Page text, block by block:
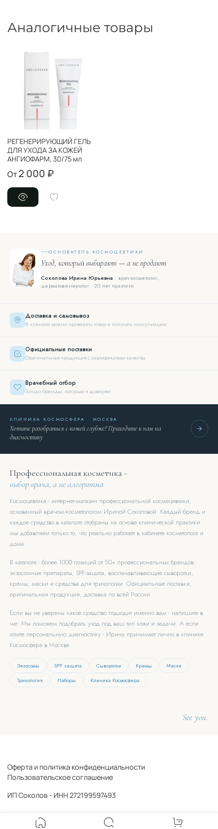
Аналогичные товары
РЕГЕНЕРИРУЮЩИЙ ГЕЛЬ
ДЛЯ УХОДА ЗА КОЖЕЙ
АНГИОФАРМ, 30/75 мл
От2 000 ₽
ОСНОВАТЕЛЬ КОСМОЦЕВТИКИ
Уход, который выбирают — а не продают
Соколова Ирина Юрьевна · врач-косметолог,
дерматовенеролог · 20 лет практики
Доставка и самовывоз
В клинике можно проверить товар и получить консультацию
Официальные поставки
Оригинальная продукция с сертификатами качества
Врачебный отбор
Только бренды, которым я доверяю
КЛИНИКА КОСМОСФЕРА · МОСКВА
Хотите разобраться с кожей глубже? Приходите к нам на
диагностику
Профессиональная косметика -
выбор врача, а не алгоритма
Космоцевтика - интернет-магазин профессиональной космецевтики,
основанный врачом-косметологом Ириной Соколовой. Каждый бренд и
каждое средство в каталоге отобраны на основе клинической практики:
мы добавляем только то, что реально работает в кабинете косметолога и
дома.
В каталоге - более 1000 позиций от 50+ профессиональных брендов:
экзосомные препараты, SPF-защита, восстанавливающие сыворотки,
кремы, маски и средства для трихологии. Официальные поставки,
оригинальная продукция, доставка по всей России.
Если вы не уверены какое средство подходит именно вам - напишите в
чат. Мы поможем подобрать уход под ваш тип кожи и задачи. А если
хотите персональную диагностику - Ирина принимает лично в клинике
Космосфера в Москве.
Экзосомы SPF защита Сыворотки Кремы
Маски
Трихология
Наборы Клиника Космосфера
See you.
Оферта и политика конфиденциальности
Пользовательское соглашение
ИП Соколов - ИНН 272199597493